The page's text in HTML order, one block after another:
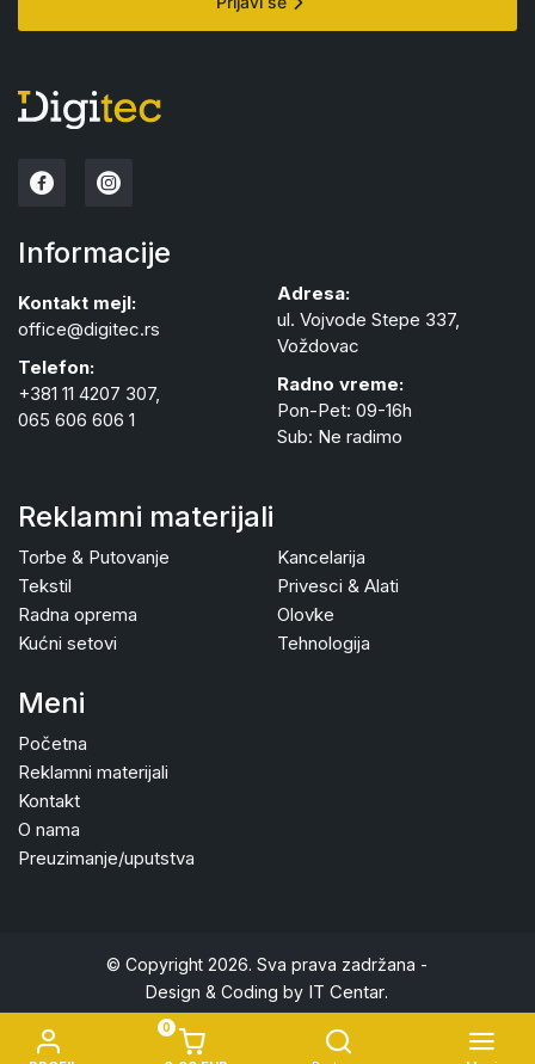
0
Informacije
Kontakt mejl:
office@digitec.rs
Telefon:
+381 11 4207 307,
065 606 606 1
Adresa:
ul. Vojvode Stepe 337,
Voždovac
Radno vreme:
Pon-Pet: 09-16h
Sub: Ne radimo
Reklamni materijali
Torbe & Putovanje
Tekstil
Radna oprema
Kućni setovi
Kancelarija
Privesci & Alati
Olovke
Tehnologija
Meni
Početna
Reklamni materijali
Kontakt
O nama
Preuzimanje/uputstva
© Copyright 2026. Sva prava zadržana -
Design & Coding by IT Centar.